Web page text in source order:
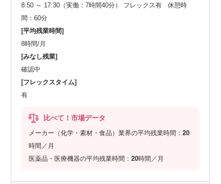
8:50 ～ 17:30（実働：7時間40分） フレックス有 休憩時
間：60分
[平均残業時間]
8時間/月
[みなし残業]
確認中
[フレックスタイム]
有
比べて！市場データ
メーカー（化学・素材・食品）業界の平均残業時間：20
時間／月
医薬品・医療機器の平均残業時間：20時間／月